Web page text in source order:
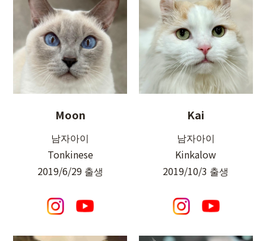
Moon
남자아이
Tonkinese
2019/6/29 출생
Kai
남자아이
Kinkalow
2019/10/3 출생